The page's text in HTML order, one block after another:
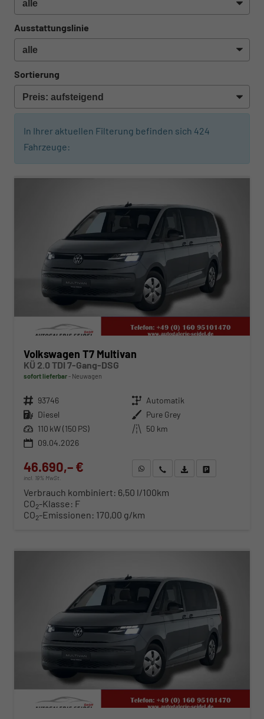
Ausstattungslinie
Sortierung
In Ihrer aktuellen Filterung befinden sich 424
Fahrzeuge:
ab 474,– € mtl.
Volkswagen T7 Multivan
KÜ 2.0 TDI 7-Gang-DSG
sofort lieferbar Neuwagen
Fahrzeugnr. 93746 Getriebe Automatik
Kraftstoff Diesel Außenfarbe Pure Grey
Leistung 110 kW (150 PS) Kilometerstand 50 km
09.04.2026
46.690,– €
incl. 19% MwSt.
WhatsApp anfragen
Wir rufen Sie anFahrzeugexposé (PDF)
Verbrauch kombiniert: 6,50 l/100km
CO2-Klasse: F
CO2-Emissionen: 170,00 g/km